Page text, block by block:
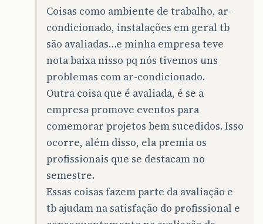
Coisas como ambiente de trabalho, ar-
condicionado, instalações em geral tb
são avaliadas…e minha empresa teve
nota baixa nisso pq nós tivemos uns
problemas com ar-condicionado.
Outra coisa que é avaliada, é se a
empresa promove eventos para
comemorar projetos bem sucedidos. Isso
ocorre, além disso, ela premia os
profissionais que se destacam no
semestre.
Essas coisas fazem parte da avaliação e
tb ajudam na satisfação do profissional e